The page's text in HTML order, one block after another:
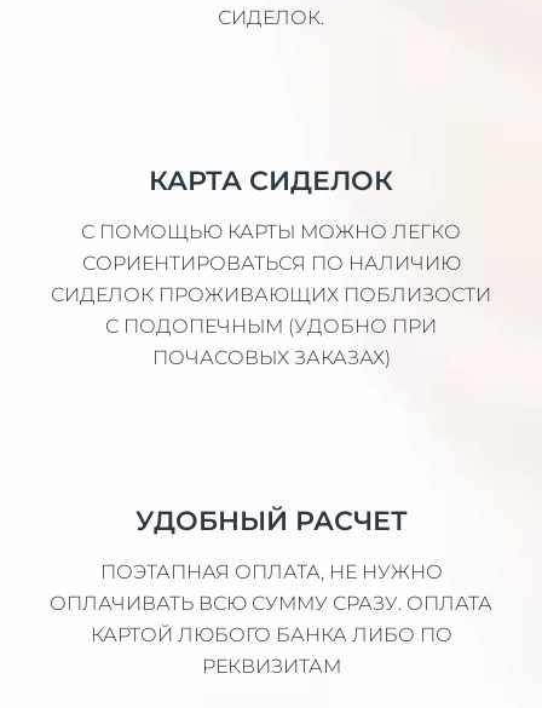
СИДЕЛОК.
КАРТА СИДЕЛОК
С ПОМОЩЬЮ КАРТЫ МОЖНО ЛЕГКО
СОРИЕНТИРОВАТЬСЯ ПО НАЛИЧИЮ
СИДЕЛОК ПРОЖИВАЮЩИХ ПОБЛИЗОСТИ
С ПОДОПЕЧНЫМ (УДОБНО ПРИ
ПОЧАСОВЫХ ЗАКАЗАХ)
УДОБНЫЙ РАСЧЕТ
ПОЭТАПНАЯ ОПЛАТА, НЕ НУЖНО
ОПЛАЧИВАТЬ ВСЮ СУММУ СРАЗУ. ОПЛАТА
КАРТОЙ ЛЮБОГО БАНКА ЛИБО ПО
РЕКВИЗИТАМ